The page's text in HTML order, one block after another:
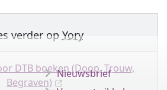
verder op Yory
DTB boeken (Doop, Trouw,
Begraven)
Nieuwsbrief